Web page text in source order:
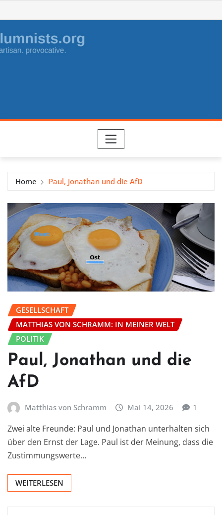
to
content
Home Paul, Jonathan und die AfD
GESELLSCHAFT
MATTHIAS VON SCHRAMM: IN MEINER WELT
POLITIK
Paul, Jonathan und die
AfD
Matthias von Schramm Mai 14, 2026 1
Zwei alte Freunde: Paul und Jonathan unterhalten sich
über den Ernst der Lage. Paul ist der Meinung, dass die
Zustimmungswerte…
WEITERLESEN